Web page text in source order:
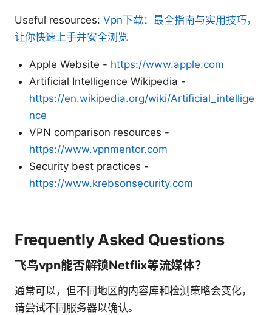
Useful resources: Vpn下载：最全指南与实用技巧，
让你快速上手并安全浏览
Apple Website - https://www.apple.com
Artificial Intelligence Wikipedia -
https://en.wikipedia.org/wiki/Artificial_intellige
nce
VPN comparison resources -
https://www.vpnmentor.com
Security best practices -
https://www.krebsonsecurity.com
Frequently Asked Questions
飞鸟vpn能否解锁Netflix等流媒体？
通常可以，但不同地区的内容库和检测策略会变化，
请尝试不同服务器以确认。